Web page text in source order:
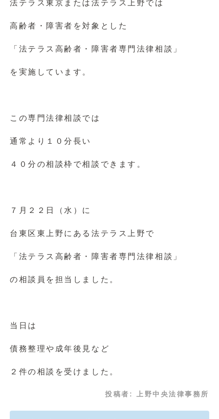
法テラス東京または法テラス上野では
高齢者・障害者を対象とした
「法テラス高齢者・障害者専門法律相談」
を実施しています。
この専門法律相談では
通常より１０分長い
４０分の相談枠で相談できます。
７月２２日（水）に
台東区東上野にある法テラス上野で
「法テラス高齢者・障害者専門法律相談」
の相談員を担当しました。
当日は
債務整理や成年後見など
２件の相談を受けました。
投稿者: 上野中央法律事務所